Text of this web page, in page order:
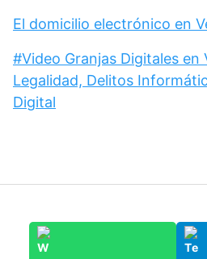
El domicilio electrónico en
#Video Granjas Digitales en
Legalidad, Delitos
Digital